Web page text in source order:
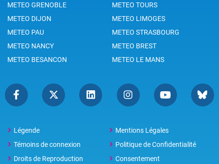
METEO GRENOBLE
METEO TOURS
METEO DIJON
METEO LIMOGES
METEO PAU
METEO STRASBOURG
METEO NANCY
METEO BREST
METEO BESANCON
METEO LE MANS
Légende
Mentions Légales
Témoins de connexion
Politique de Confidentialité
Droits de Reproduction
Consentement